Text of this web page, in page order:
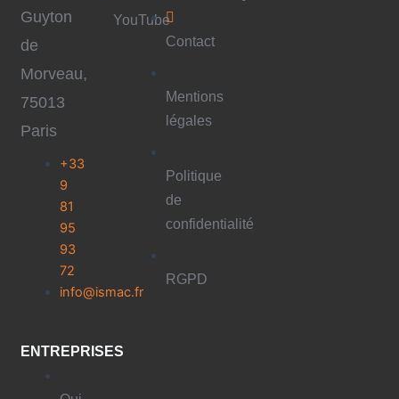
Guyton
de
Morveau,
75013
Paris
+33
9
81
95
93
72
info@ismac.fr
ENTREPRISES
YouTube
Contact
Mentions
légales
Politique
de
confidentialité
RGPD